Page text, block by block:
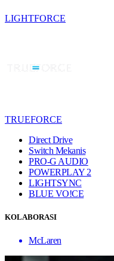
LIGHTFORCE
TRUEFORCE
Direct Drive
Switch Mekanis
PRO-G AUDIO
POWERPLAY 2
LIGHTSYNC
BLUE VO!CE
KOLABORASI
McLaren